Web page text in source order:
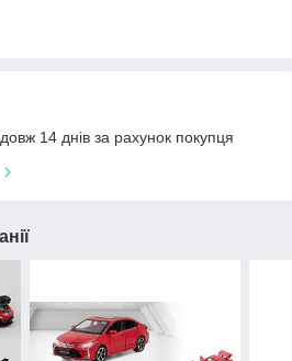
14 днів за рахунок покупця